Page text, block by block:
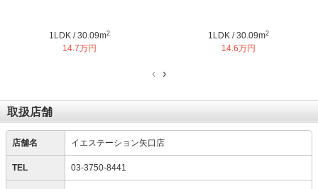
1LDK / 30.09m2
14.7万円
1LDK / 30.09m2
14.6万円
‹ ›
取扱店舗
店舗名 イエステーション矢口店
TEL 03-3750-8441